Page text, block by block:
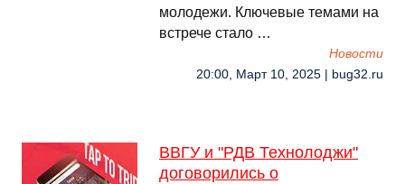
молодежи. Ключевые темами на
встрече стало …
Новости
20:00, Март 10, 2025 | bug32.ru
ВВГУ и "РДВ Технолоджи"
договорились о